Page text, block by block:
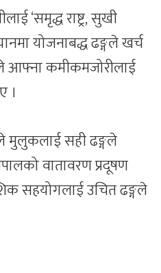
‘समृद्ध राष्ट्र, सुखी
योजनाबद्ध ढङ्गले खर्च
आफ्ना कमीकमजोरीलाई
।
मुलुकलाई सही ढङ्गले
वातावरण प्रदूषण
सहयोगलाई उचित ढङ्गले